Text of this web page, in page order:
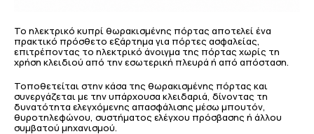
Το ηλεκτρικό κυπρί θωρακισμένης πόρτας αποτελεί ένα
πρακτικό πρόσθετο εξάρτημα για πόρτες ασφαλείας,
επιτρέποντας το ηλεκτρικό άνοιγμα της πόρτας χωρίς τη
χρήση κλειδιού από την εσωτερική πλευρά ή από απόσταση.
Τοποθετείται στην κάσα της θωρακισμένης πόρτας και
συνεργάζεται με την υπάρχουσα κλειδαριά, δίνοντας τη
δυνατότητα ελεγχόμενης απασφάλισης μέσω μπουτόν,
θυροτηλεφώνου, συστήματος ελέγχου πρόσβασης ή άλλου
συμβατού μηχανισμού.